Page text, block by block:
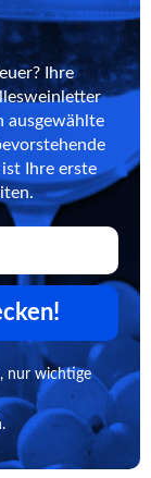
Ihre
ausgewählte
Ihre erste
nur wichtige